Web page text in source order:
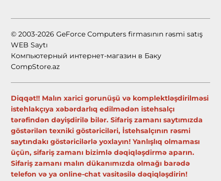
© 2003-2026 GeForce Computers firmasının rəsmi satış
WEB Saytı
Компьютерный интернет-магазин в Баку
CompStore.az
Diqqət!! Malın xarici gorunüşü və komplektləşdirilməsi
istehlakçıya xəbərdarlıq edilmədən istehsalçı
tərəfindən dəyişdirilə bilər. Sifariş zamanı saytımızda
göstərilən texniki göstəriciləri, İstehsalçının rəsmi
saytındakı göstəricilərlə yoxlayın! Yanlışlıq olmaması
üçün, sifariş zamanı bizimlə dəqiqləşdirmə aparın.
Sifariş zamanı malın dükanımızda olmağı barədə
telefon və ya online-chat vasitəsilə dəqiqləşdirin!